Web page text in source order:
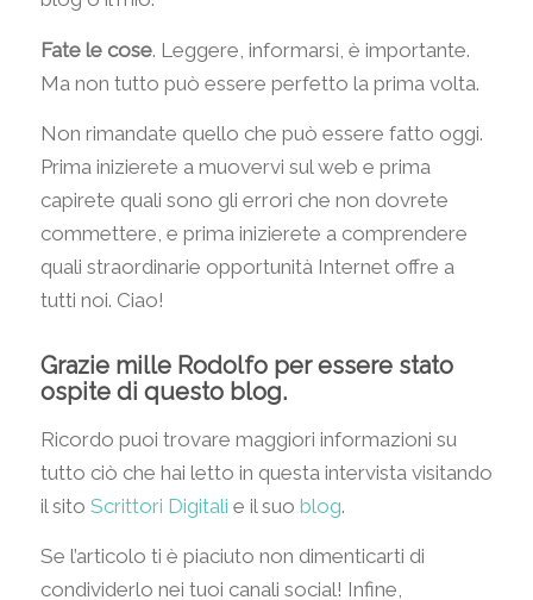
Fate le cose. Leggere, informarsi, è importante.
Ma non tutto può essere perfetto la prima volta.
Non rimandate quello che può essere fatto oggi.
Prima inizierete a muovervi sul web e prima
capirete quali sono gli errori che non dovrete
commettere, e prima inizierete a comprendere
quali straordinarie opportunità Internet offre a
tutti noi. Ciao!
Grazie mille Rodolfo per essere stato
ospite di questo blog.
Ricordo puoi trovare maggiori informazioni su
tutto ciò che hai letto in questa intervista visitando
il sito Scrittori Digitali e il suo blog.
Se l’articolo ti è piaciuto non dimenticarti di
condividerlo nei tuoi canali social! Infine,